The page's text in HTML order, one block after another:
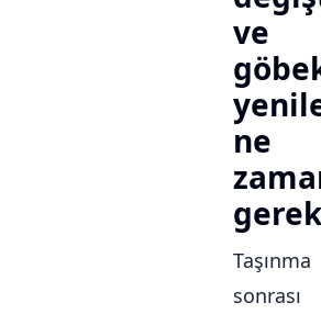
ve
ne
Taşınma
sonrası